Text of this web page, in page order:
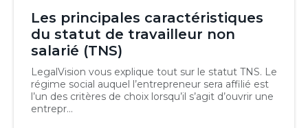
Les principales caractéristiques
du statut de travailleur non
salarié (TNS)
LegalVision vous explique tout sur le statut TNS. Le
régime social auquel l’entrepreneur sera affilié est
l’un des critères de choix lorsqu’il s’agit d’ouvrir une
entrepr...